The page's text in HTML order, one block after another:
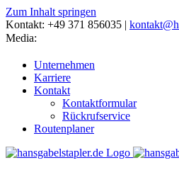
Zum Inhalt springen
Kontakt: +49 371 856035 |
Media:
Unternehmen
Karriere
Kontakt
Kontaktformular
Rückrufservice
Routenplaner